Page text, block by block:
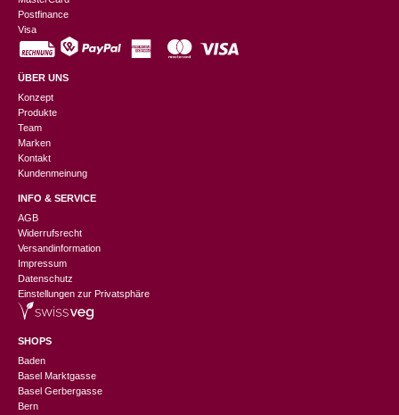
Postfinance
Visa
ÜBER UNS
Konzept
Produkte
Team
Marken
Kontakt
Kundenmeinung
INFO & SERVICE
AGB
Widerrufsrecht
Versandinformation
Impressum
Datenschutz
Einstellungen zur Privatsphäre
SHOPS
Baden
Basel Marktgasse
Basel Gerbergasse
Bern